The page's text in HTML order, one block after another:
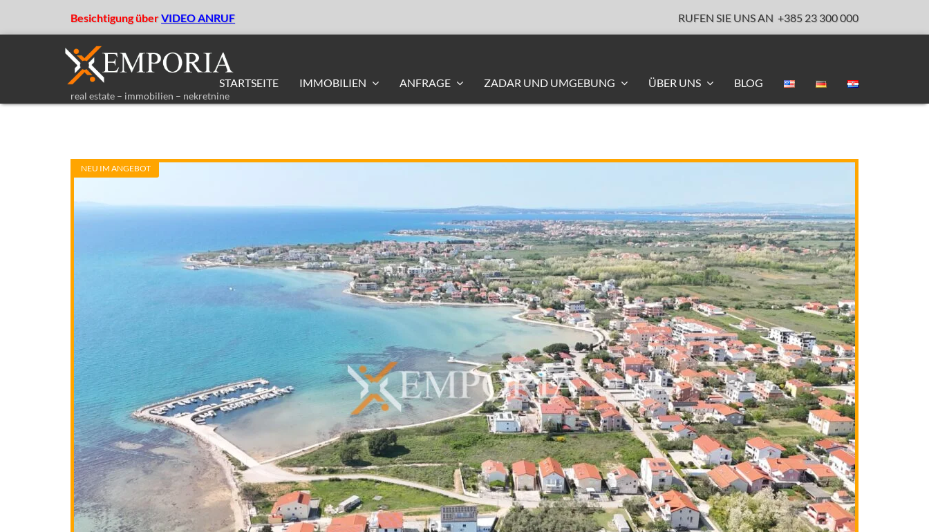
Besichtigung überVIDEO ANRUF RUFEN SIE UNS AN +385 23 300 000
real estate – immobilien – nekretnine
STARTSEITE IMMOBILIEN ANFRAGE ZADAR UND UMGEBUNG ÜBER UNS BLOG
NEU IM ANGEBOT